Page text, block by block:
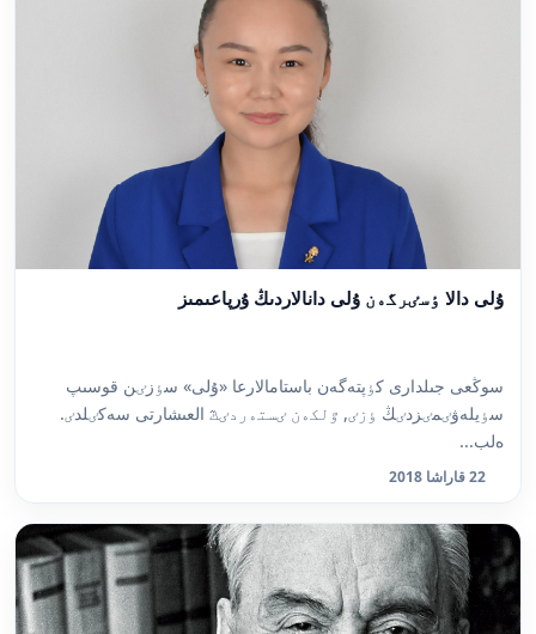
ۇلى دالا ٶسٸرگەن ۇلى دانالاردىڭ ۇرپاعىمىز
سوڭعى جىلدارى كٶپتەگەن باستامالارعا «ۇلى» سٶزٸن قوسىپ
سٶيلەۋٸمٸزدٸڭ ٶزٸ, ٷلكەن ٸستەردٸڭ العىشارتى سەكٸلدٸ.
ەلب...
22 قاراشا 2018